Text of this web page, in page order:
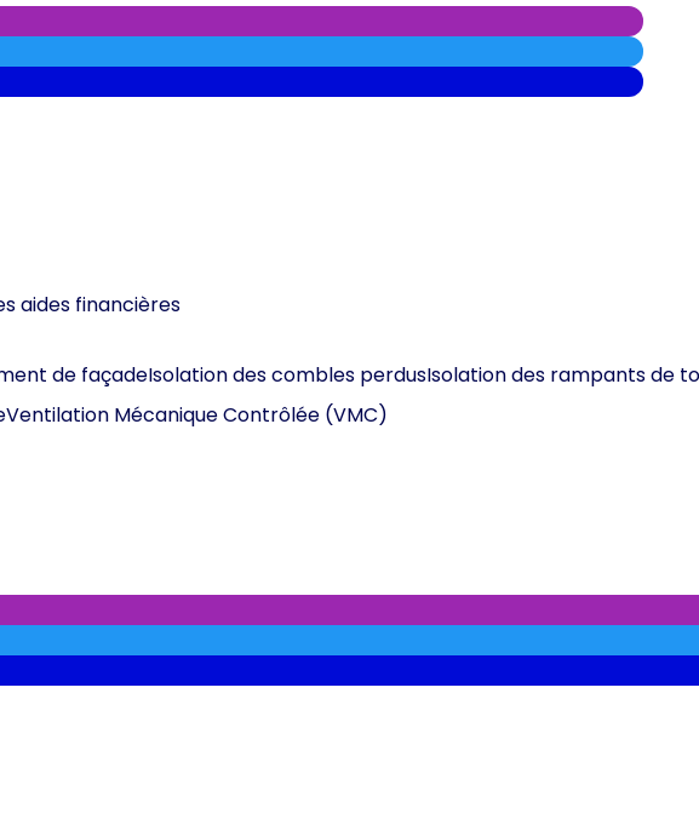
aides financières
de façadeIsolation des combles perdusIsolation des rampants de
Ventilation Mécanique Contrôlée (VMC)